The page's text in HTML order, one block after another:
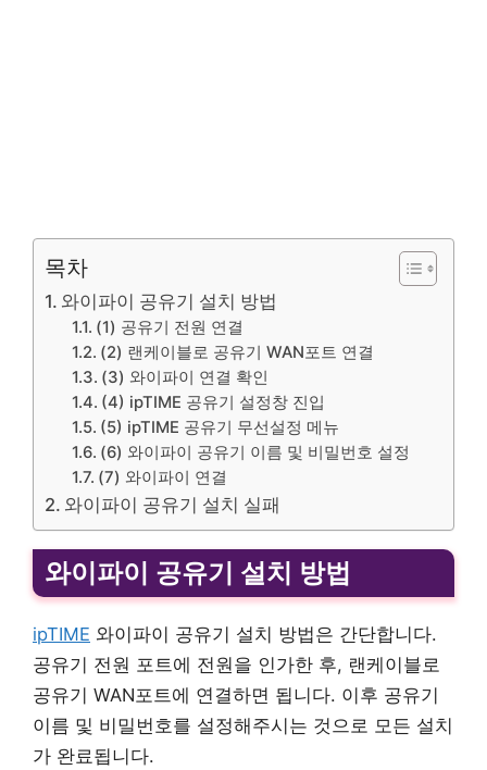
목차
와이파이 공유기 설치 방법
(1) 공유기 전원 연결
(2) 랜케이블로 공유기 WAN포트 연결
(3) 와이파이 연결 확인
(4) ipTIME 공유기 설정창 진입
(5) ipTIME 공유기 무선설정 메뉴
(6) 와이파이 공유기 이름 및 비밀번호 설정
(7) 와이파이 연결
와이파이 공유기 설치 실패
와이파이 공유기 설치 방법
ipTIME 와이파이 공유기 설치 방법은 간단합니다.
공유기 전원 포트에 전원을 인가한 후, 랜케이블로
공유기 WAN포트에 연결하면 됩니다. 이후 공유기
이름 및 비밀번호를 설정해주시는 것으로 모든 설치
가 완료됩니다.